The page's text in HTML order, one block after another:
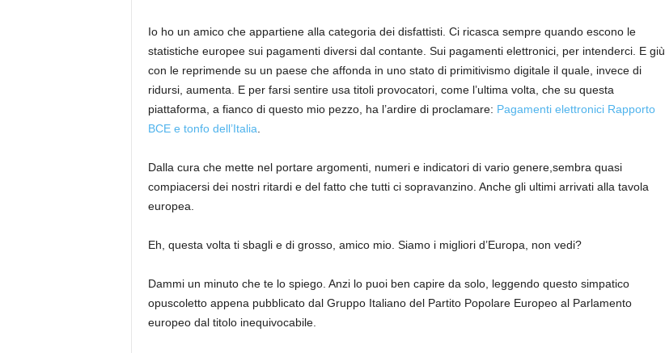
Io ho un amico che appartiene alla categoria dei disfattisti. Ci ricasca sempre quando escono le
statistiche europee sui pagamenti diversi dal contante. Sui pagamenti elettronici, per intenderci. E giù
con le reprimende su un paese che affonda in uno stato di primitivismo digitale il quale, invece di
ridursi, aumenta. E per farsi sentire usa titoli provocatori, come l’ultima volta, che su questa
piattaforma, a fianco di questo mio pezzo, ha l’ardire di proclamare: Pagamenti elettronici Rapporto
BCE e tonfo dell’Italia
Dalla cura che mette nel portare argomenti, numeri e indicatori di vario genere,sembra quasi
compiacersi dei nostri ritardi e del fatto che tutti ci sopravanzino. Anche gli ultimi arrivati alla tavola
europea.
Eh, questa volta ti sbagli e di grosso, amico mio. Siamo i migliori d’Europa, non vedi?
Dammi un minuto che te lo spiego. Anzi lo puoi ben capire da solo, leggendo questo simpatico
opuscoletto appena pubblicato dal Gruppo Italiano del Partito Popolare Europeo al Parlamento
europeo dal titolo inequivocabile.